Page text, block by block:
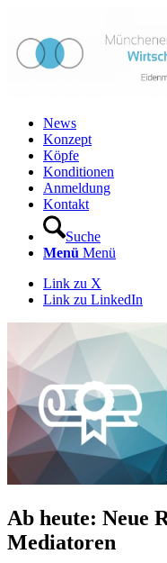
News
Konzept
Köpfe
Konditionen
Anmeldung
Kontakt
Suche
Menü Menü
Link zu X
Link zu LinkedIn
Ab heute: Neue
Mediatoren